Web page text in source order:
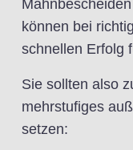
können bei
schnellen Erfolg
Sie sollten also
mehrstufiges
setzen: